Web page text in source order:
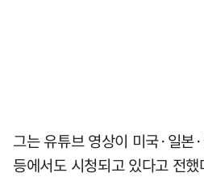
그는 유튜브 영상이 미국·일본
등에서도 시청되고 있다고 전했